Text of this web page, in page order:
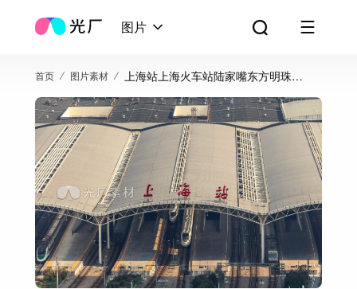
图片
首页 图片素材
上海站上海火车站陆家嘴东方明珠高
铁站动车